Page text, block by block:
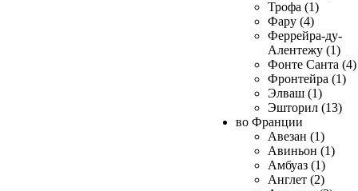
Трофа (1)
Фару (4)
Феррейра-ду-
Алентежу (1)
Фонте Санта (4)
Фронтейра (1)
Элваш (1)
Эшторил (13)
во Франции
Авезан (1)
Авиньон (1)
Амбуаз (1)
Англет (2)